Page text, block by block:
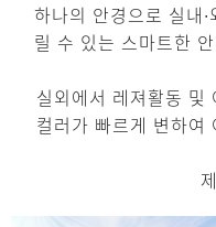
하나의 안경으로 실내
릴 수 있는 스마트한
실외에서 레져활동 및
컬러가 빠르게 변하여